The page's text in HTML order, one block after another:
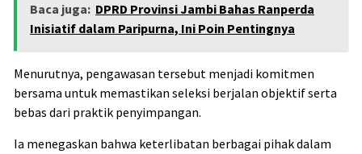
Baca juga: DPRD Provinsi Jambi Bahas Ranperda
Inisiatif dalam Paripurna, Ini Poin Pentingnya
Menurutnya, pengawasan tersebut menjadi komitmen
bersama untuk memastikan seleksi berjalan objektif serta
bebas dari praktik penyimpangan.
Ia menegaskan bahwa keterlibatan berbagai pihak dalam